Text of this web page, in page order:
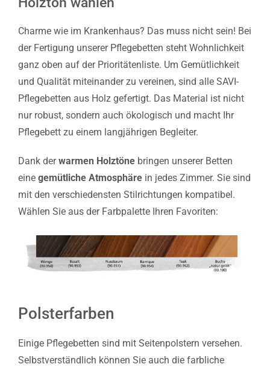
Charme wie im Krankenhaus? Das muss nicht sein! Bei
der Fertigung unserer Pflegebetten steht Wohnlichkeit
ganz oben auf der Prioritätenliste. Um Gemütlichkeit
und Qualität miteinander zu vereinen, sind alle SAVI-
Pflegebetten aus Holz gefertigt. Das Material ist nicht
nur robust, sondern auch ökologisch und macht Ihr
Pflegebett zu einem langjährigen Begleiter.
Dank derwarmen Holztöne bringen unserer Betten
eine gemütliche Atmosphäre in jedes Zimmer. Sie sind
mit den verschiedensten Stilrichtungen kompatibel.
Wählen Sie aus der Farbpalette Ihren Favoriten:
Polsterfarben
Einige Pflegebetten sind mit Seitenpolstern versehen.
Selbstverständlich können Sie auch die farbliche